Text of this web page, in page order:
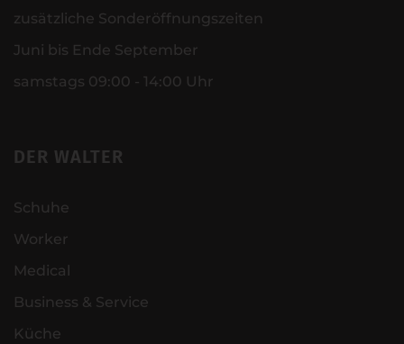
zusätzliche Sonderöffnungszeiten
Juni bis Ende September
samstags 09:00 - 14:00 Uhr
DER WALTER
Schuhe
Worker
Medical
Business & Service
Küche